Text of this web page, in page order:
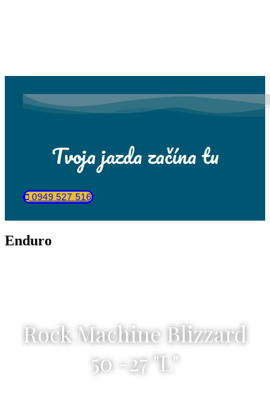
Tvoja jazda začína tu
0949 527 516
Enduro
Rock Machine Blizzard
50 -27 "L"